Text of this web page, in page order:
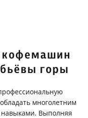
кофемашин
горы
многолетним
Выполняя